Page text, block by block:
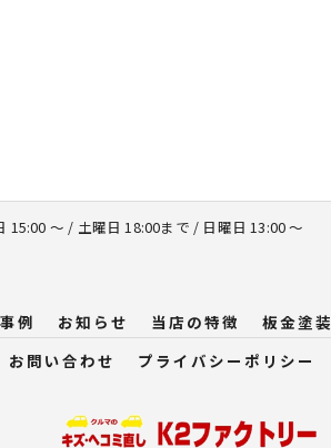
～ / 土曜日 18:00まで / 日曜日 13:00 ～
例 お知らせ 当店の特徴 板金塗装
お問い合わせ プライバシーポリシー